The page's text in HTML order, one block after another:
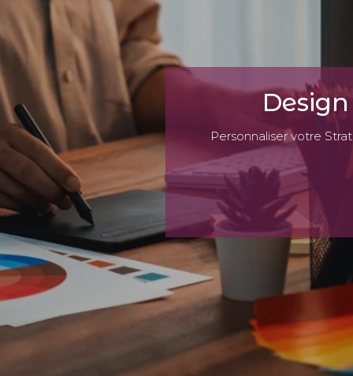
Personnaliser votre